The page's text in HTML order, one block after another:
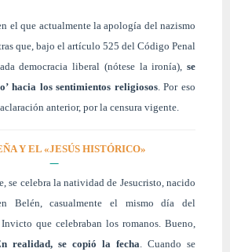
el que actualmente la apología del nazismo
que, bajo el artículo 525 del Código Penal
democracia liberal (nótese la ironía), se
hacia los sentimientos religiosos. Por eso
anterior, por la censura vigente.
Y EL «JESÚS HISTÓRICO»
se celebra la natividad de Jesucristo, nacido
Belén, casualmente el mismo día del
que celebraban los romanos. Bueno,
realidad, se copió la fecha. Cuando se